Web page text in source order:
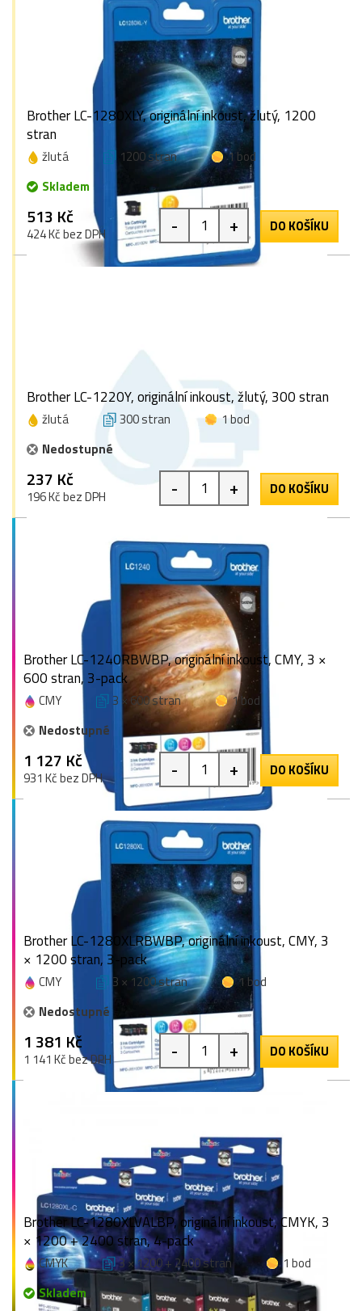
Brother LC-1280XLY, originální inkoust, žlutý, 1200
stran
žlutá 1200 stran
1 bod
Skladem
513 Kč
424 Kč bez DPH - + DO KOŠÍKU
Brother LC-1220Y, originální inkoust, žlutý, 300 stran
žlutá 300 stran
1 bod
Nedostupné
237 Kč
196 Kč bez DPH - + DO KOŠÍKU
Brother LC-1240RBWBP, originální inkoust, CMY, 3 ×
600 stran, 3-pack
CMY 3 × 600 stran
1 bod
Nedostupné
1 127 Kč
931 Kč bez DPH - + DO KOŠÍKU
Brother LC-1280XLRBWBP, originální inkoust, CMY, 3
× 1200 stran, 3-pack
CMY 3 × 1200 stran
1 bod
Nedostupné
1 381 Kč
1 141 Kč bez DPH - + DO KOŠÍKU
Brother LC-1280XLVALBP, originální inkoust, CMYK, 3
× 1200 + 2400 stran, 4-pack
CMYK 3 × 1200 + 2400 stran
1 bod
Skladem